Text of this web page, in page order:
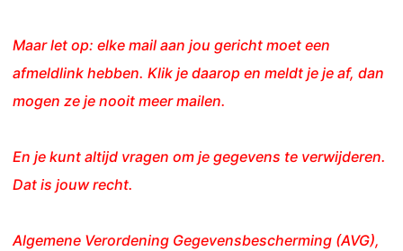
Maar let op: elke mail aan jou gericht moet een
afmeldlink hebben. Klik je daarop en meldt je je af, dan
mogen ze je nooit meer mailen.
En je kunt altijd vragen om je gegevens te verwijderen.
Dat is jouw recht.
Algemene Verordening Gegevensbescherming (AVG),